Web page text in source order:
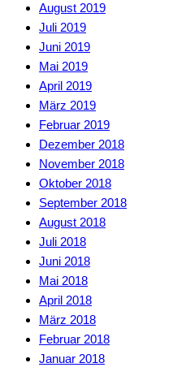
August 2019
Juli 2019
Juni 2019
Mai 2019
April 2019
März 2019
Februar 2019
Dezember 2018
November 2018
Oktober 2018
September 2018
August 2018
Juli 2018
Juni 2018
Mai 2018
April 2018
März 2018
Februar 2018
Januar 2018